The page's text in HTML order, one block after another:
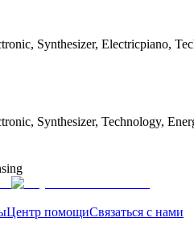
Synthesizer, Electricpiano,
Synthesizer, Technology,
Центр помощиСвязаться с нами